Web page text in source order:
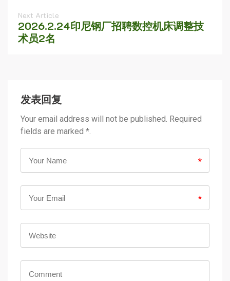
Next Article
2026.2.24印尼钢厂招聘数控机床调整技
术员2名
发表回复
Your email address will not be published. Required
fields are marked *.
*
*